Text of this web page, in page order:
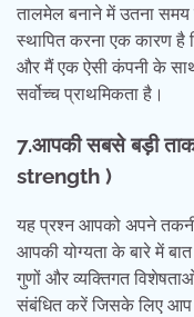
तालमेल बनाने में उतना समय
स्थापित करना एक कारण है
और मैं एक ऐसी कंपनी के
सर्वोच्च प्राथमिकता है।
7.आपकी सबसे बड़ी
strength )
यह प्रश्न आपको अपने
आपकी योग्यता के बारे में
गुणों और व्यक्तिगत
संबंधित करें जिसके लिए आप